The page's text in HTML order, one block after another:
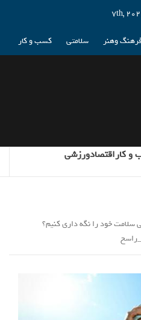
وهنر سلامتی کسب و کار
و کاراقتصادورزشی
سلامت خود را نگه داری کنیم؟